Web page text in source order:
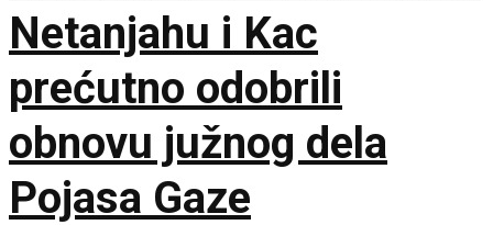
Netanjahu i Kac
prećutno odobrili
obnovu južnog dela
Pojasa Gaze